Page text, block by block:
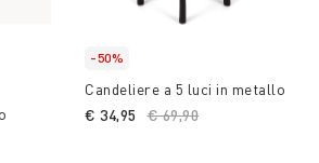
-50%
Candeliere a 5 luci in metallo
Price reduced from
€ 69,90
€ 34,95